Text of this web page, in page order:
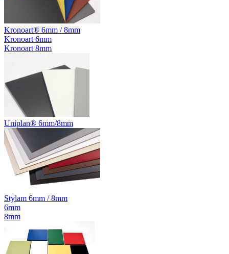
Kronoart® 6mm / 8mm
Kronoart 6mm
Kronoart 8mm
Uniplan® 6mm/8mm
Stylam 6mm / 8mm
6mm
8mm